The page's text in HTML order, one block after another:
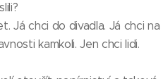
Já chci do divadla. Já chci na
kamkoli. Jen chci lidi.